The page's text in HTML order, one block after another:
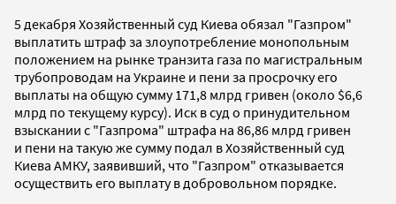
5 декабря Хозяйственный суд Киева обязал "Газпром"
выплатить штраф за злоупотребление монопольным
положением на рынке транзита газа по магистральным
трубопроводам на Украине и пени за просрочку его
выплаты на общую сумму 171,8 млрд гривен (около $6,6
млрд по текущему курсу). Иск в суд о принудительном
взыскании с "Газпрома" штрафа на 86,86 млрд гривен
и пени на такую же сумму подал в Хозяйственный суд
Киева АМКУ, заявивший, что "Газпром" отказывается
осуществить его выплату в добровольном порядке.